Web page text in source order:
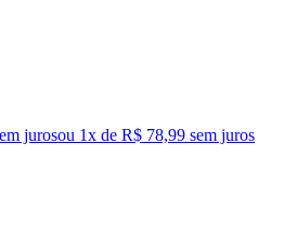
jurosou 1x de R$ 78,99 sem juros